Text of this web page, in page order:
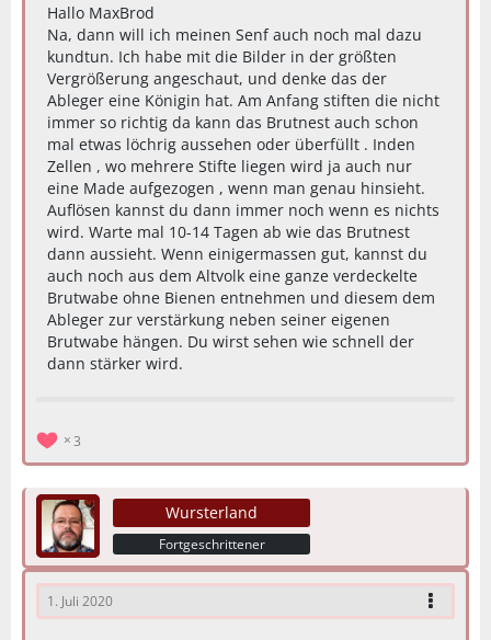
Hallo MaxBrod
Na, dann will ich meinen Senf auch noch mal dazu
kundtun. Ich habe mit die Bilder in der größten
Vergrößerung angeschaut, und denke das der
Ableger eine Königin hat. Am Anfang stiften die nicht
immer so richtig da kann das Brutnest auch schon
mal etwas löchrig aussehen oder überfüllt . Inden
Zellen , wo mehrere Stifte liegen wird ja auch nur
eine Made aufgezogen , wenn man genau hinsieht.
Auflösen kannst du dann immer noch wenn es nichts
wird. Warte mal 10-14 Tagen ab wie das Brutnest
dann aussieht. Wenn einigermassen gut, kannst du
auch noch aus dem Altvolk eine ganze verdeckelte
Brutwabe ohne Bienen entnehmen und diesem dem
Ableger zur verstärkung neben seiner eigenen
Brutwabe hängen. Du wirst sehen wie schnell der
dann stärker wird.
3
Wursterland
Fortgeschrittener
1. Juli 2020